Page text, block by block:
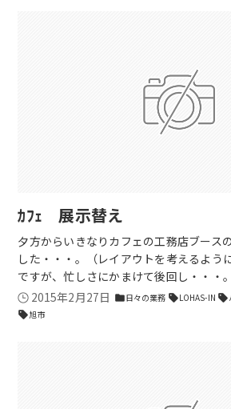
ｶﾌｪ 展示替え
夕方からいきなりカフェの工務店ブース
した・・・。（レイアウトを考えるよう
ですが、忙しさにかまけて後回し・・・
2015年2月27日 folder日々の業務 sellLOHAS-IN sell
sell旭市